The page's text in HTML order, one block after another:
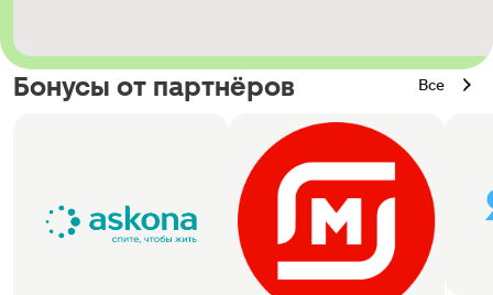
Бонусы от партнёров Все